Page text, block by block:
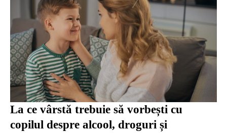
La ce vârstă trebuie să vorbești cu
copilul despre alcool, droguri și